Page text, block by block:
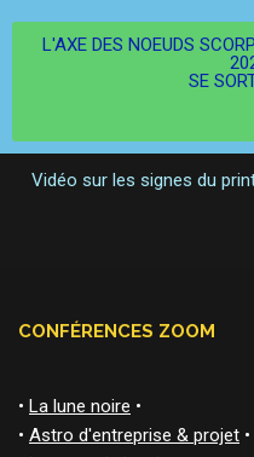
L'AXE DES NOEUDS
SE
Vidéo sur les signes du
CONFÉRENCES ZOOM
• La lune noire •
• Astro d'entreprise & projet •